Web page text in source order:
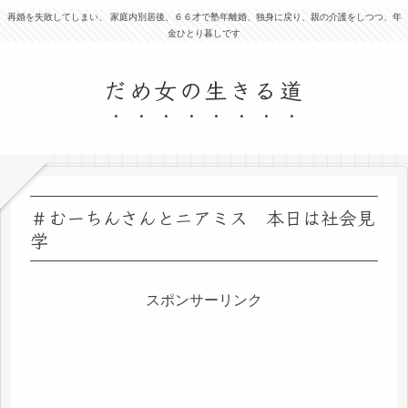
再婚を失敗してしまい、 家庭内別居後、６６才で塾年離婚、独身に戻り、親の介護をしつつ、年
金ひとり暮しです
だめ女の生きる道
＃むーちんさんとニアミス 本日は社会見
学
スポンサーリンク